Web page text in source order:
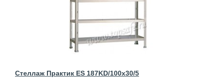
Стеллаж Практик ES 187KD/100x30/5